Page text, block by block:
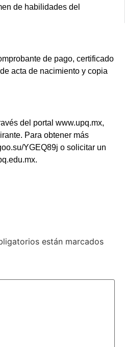
de habilidades del
de pago, certificado
acta de nacimiento y copia
del portal www.upq.mx,
Para obtener más
YGEQ89j o solicitar un
están marcados